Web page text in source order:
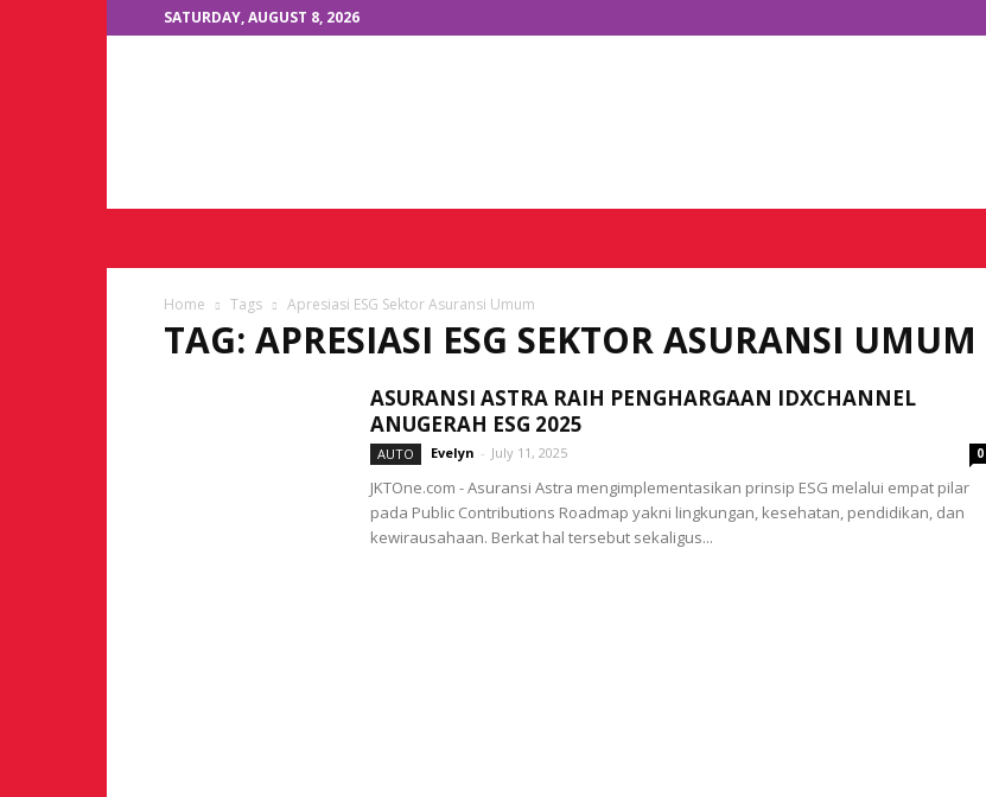
SATURDAY, AUGUST 8, 2026
Home Tags Apresiasi ESG Sektor Asuransi Umum
TAG: APRESIASI ESG SEKTOR ASURANSI UMUM
ASURANSI ASTRA RAIH PENGHARGAAN IDXCHANNEL
ANUGERAH ESG 2025
AUTO Evelyn - July 11, 2025 0
JKTOne.com - Asuransi Astra mengimplementasikan prinsip ESG melalui empat pilar
pada Public Contributions Roadmap yakni lingkungan, kesehatan, pendidikan, dan
kewirausahaan. Berkat hal tersebut sekaligus...